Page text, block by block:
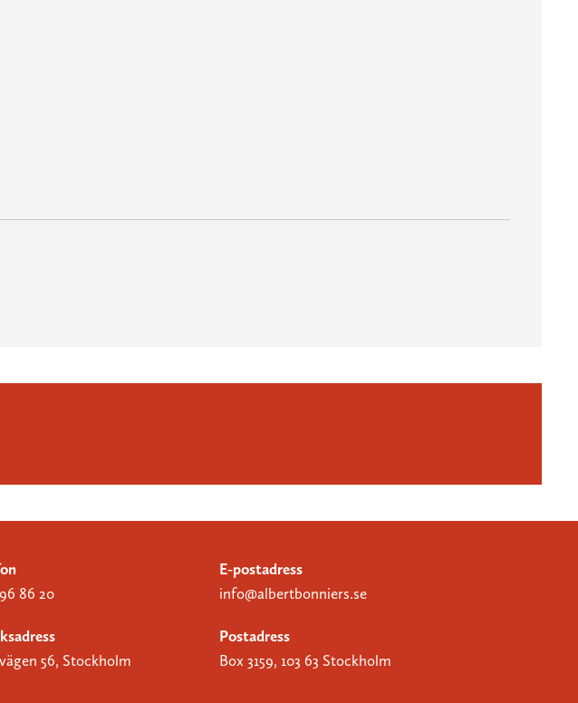
86 20
E-postadress
info@albertbonniers.se
56, Stockholm
Postadress
Box 3159, 103 63 Stockholm